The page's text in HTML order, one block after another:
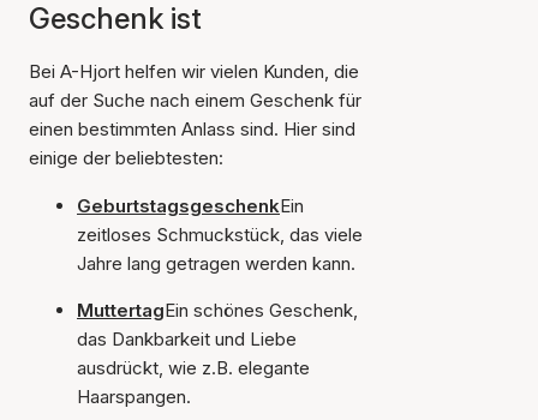
Geschenk ist
Bei A-Hjort helfen wir vielen Kunden, die
auf der Suche nach einem Geschenk für
einen bestimmten Anlass sind. Hier sind
einige der beliebtesten:
GeburtstagsgeschenkEin
zeitloses Schmuckstück, das viele
Jahre lang getragen werden kann.
MuttertagEin schönes Geschenk,
das Dankbarkeit und Liebe
ausdrückt, wie z.B. elegante
Haarspangen.